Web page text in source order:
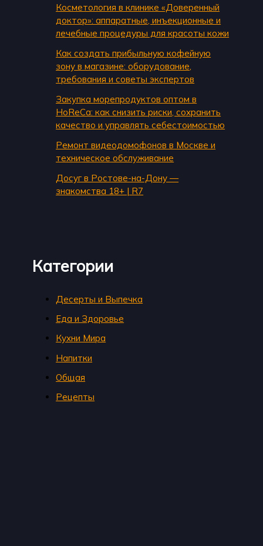
Косметология в клинике «Доверенный
доктор»: аппаратные, инъекционные и
лечебные процедуры для красоты кожи
Как создать прибыльную кофейную
зону в магазине: оборудование,
требования и советы экспертов
Закупка морепродуктов оптом в
HoReCa: как снизить риски, сохранить
качество и управлять себестоимостью
Ремонт видеодомофонов в Москве и
техническое обслуживание
Досуг в Ростове-на-Дону —
знакомства 18+ | R7
Категории
Десерты и Выпечка
Еда и Здоровье
Кухни Мира
Напитки
Общая
Рецепты